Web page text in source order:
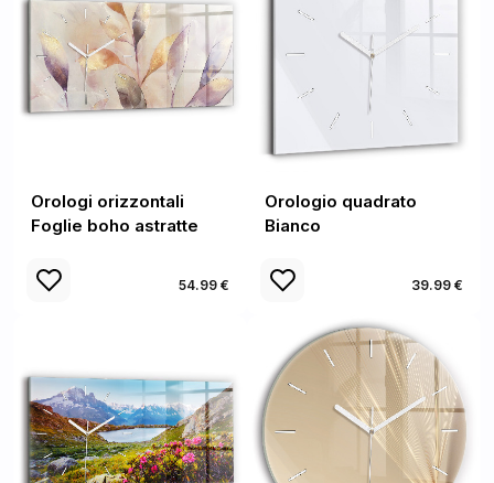
Orologi orizzontali
Foglie boho astratte
54.99 €
Orologio quadrato
Bianco
39.99 €